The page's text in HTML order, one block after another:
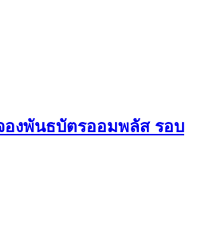
องพันธบัตรออมพลัส รอบ